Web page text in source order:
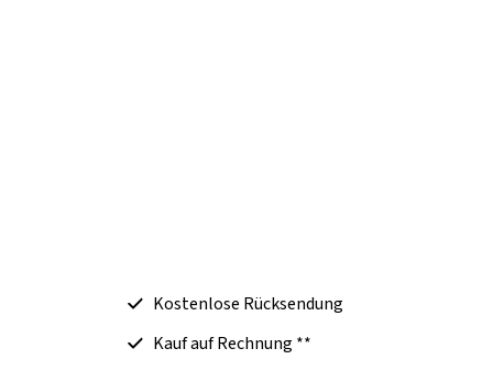
Kostenlose Rücksendung
Kauf auf Rechnung **